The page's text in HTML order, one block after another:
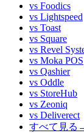
vs Foodics
vs Lightspeed
vs Toast
vs Square
vs Revel
vs Moka POS
vs Qashier
vs Oddle
vs StoreHub
vs Zeoniq
vs Deliverect
すべて見る